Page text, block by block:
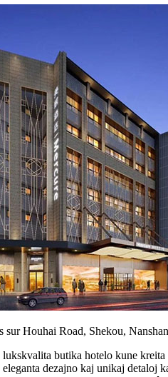
sur Houhai Road, Shekou,
lukskvalita butika hotelo kune
dezajno kaj unikaj